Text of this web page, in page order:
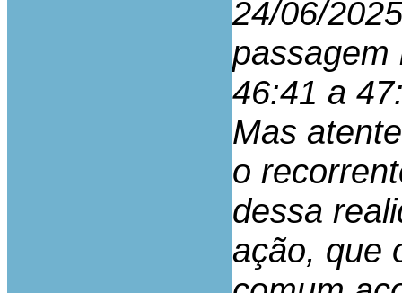
24/06/
passagem
46:41 a
Mas
o
dessa
ação, que